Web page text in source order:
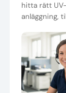
hitta rätt
anläggning,